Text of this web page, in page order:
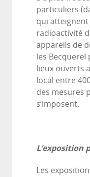
particuliers
qui atteignent
radioactivité
appareils de
les Becquerel
lieux ouverts
local entre
des mesures
s’imposent.
L’exposition
Les